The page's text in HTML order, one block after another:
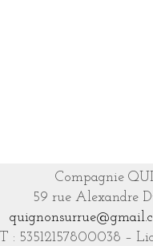
Compagnie
59 rue Alexandre
: 53512157800038 –